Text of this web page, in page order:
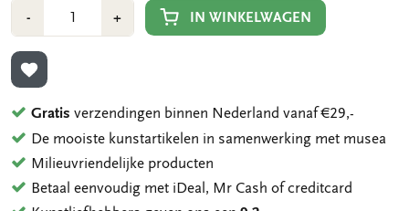
-Min
1
+Plus
1
IN WINKELWAGEN
TOEVOEGEN AAN VERLANGLIJST
Gratis verzendingen binnen Nederland vanaf €29,-
De mooiste kunstartikelen in samenwerking met musea
Milieuvriendelijke producten
Betaal eenvoudig met iDeal, Mr Cash of creditcard